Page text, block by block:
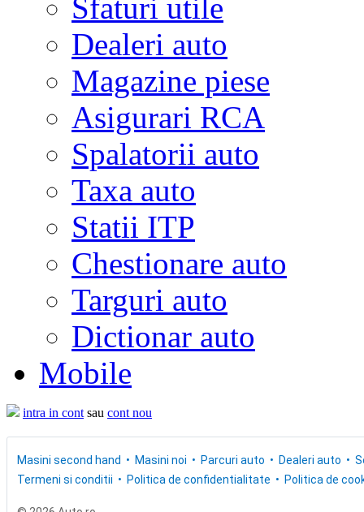
Sfaturi utile
Dealeri auto
Magazine piese
Asigurari RCA
Spalatorii auto
Taxa auto
Statii ITP
Chestionare auto
Targuri auto
Dictionar auto
Mobile
intra in cont sau cont nou
Masini second hand Masini noi Parcuri auto Dealeri auto
Termeni si conditii
Politica de confidentialitate Politica de